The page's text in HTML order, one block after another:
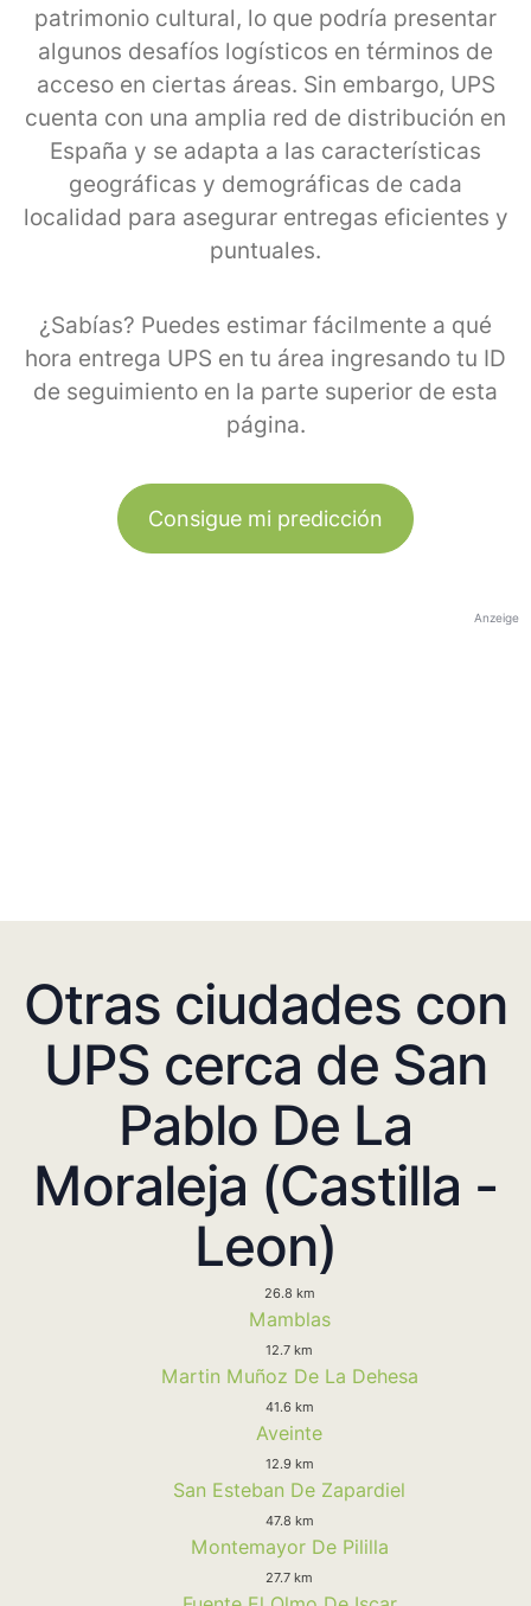
patrimonio cultural, lo que podría presentar
algunos desafíos logísticos en términos de
acceso en ciertas áreas. Sin embargo, UPS
cuenta con una amplia red de distribución en
España y se adapta a las características
geográficas y demográficas de cada
localidad para asegurar entregas eficientes y
puntuales.
¿Sabías? Puedes estimar fácilmente a qué
hora entrega UPS en tu área ingresando tu ID
de seguimiento en la parte superior de esta
página.
Consigue mi predicción
Anzeige
Otras ciudades con
UPS cerca de San
Pablo De La
Moraleja (Castilla -
Leon)
26.8 km
Mamblas
12.7 km
Martin Muñoz De La Dehesa
41.6 km
Aveinte
12.9 km
San Esteban De Zapardiel
47.8 km
Montemayor De Pililla
27.7 km